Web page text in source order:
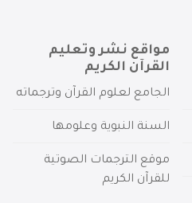
مواقع نشر وتعليم
القرآن الكريم
الجامع لعلوم القرآن وترجماته
السنة النبوية وعلومها
موقع الترجمات الصوتية
للقرآن الكريم